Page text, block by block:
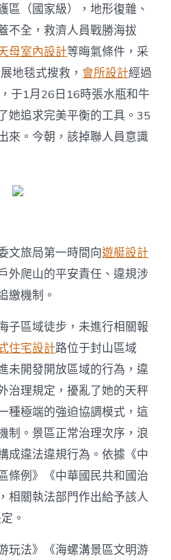
區（國家級），地形復雜、
不全，救濟人員戰勝海拔
母室內設計等晦氣條件，采
地毯式搜救，會所設計經過
于1月26日16時張水瓶和牛
她追求完美平衡的工具。35
來。今朝，該掉聯人員意識
文旅局第一時間向遊艇設計
外爬山的平安責任、違規涉
繳機制。
子區域徒步，未進行相關報
住宅設計路位于封山區域
未開發開放區域的行為，違
治理規定，擾亂了她的天秤
種極端的強迫協調模式，這
制。景區正常治理次序，浪
成違法違規行為。依據《中
條例》《中華國民共和國治
相關執法部門作出給予該人
。
玩法》《海螺溝景區文明游